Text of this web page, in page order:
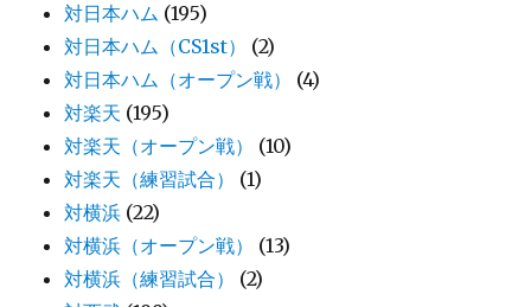
対日本ハム (195)
対日本ハム（CS1st）
(2)
対日本ハム（オープン戦）
(4)
対楽天 (195)
対楽天（オープン戦）
(10)
対楽天（練習試合）
(1)
対横浜 (22)
対横浜（オープン戦）
(13)
対横浜（練習試合）
(2)